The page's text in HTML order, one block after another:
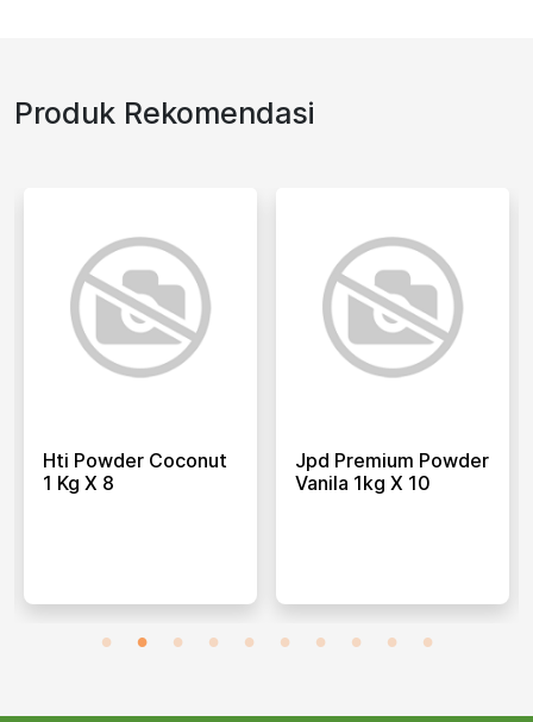
Produk Rekomendasi
Hti Powder Coconut
1 Kg X 8
Jpd Premium Powder
Vanila 1kg X 10